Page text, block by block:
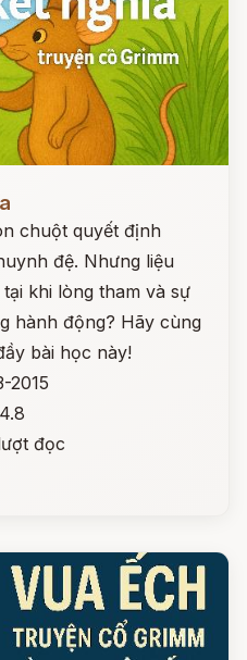
chuột quyết định
đệ. Nhưng liệu
khi lòng tham và sự
hành động? Hãy cùng
bài học này!
2015
đọc